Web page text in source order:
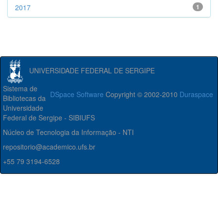
1
2017
UNIVERSIDADE FEDERAL DE SERGIPE
DSpace Software Copyright © 2002-2010 Duraspace
Sistema de
Bibliotecas da
Universidade
Federal de Sergipe - SIBIUFS
Núcleo de Tecnologia da Informação - NTI
repositorio@academico.ufs.br
+55 79 3194-6528